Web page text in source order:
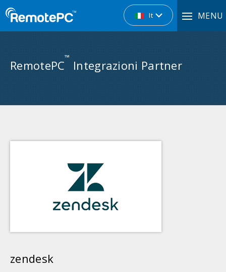
It MENU
RemotePC
™
Integrazioni Partner
zendesk